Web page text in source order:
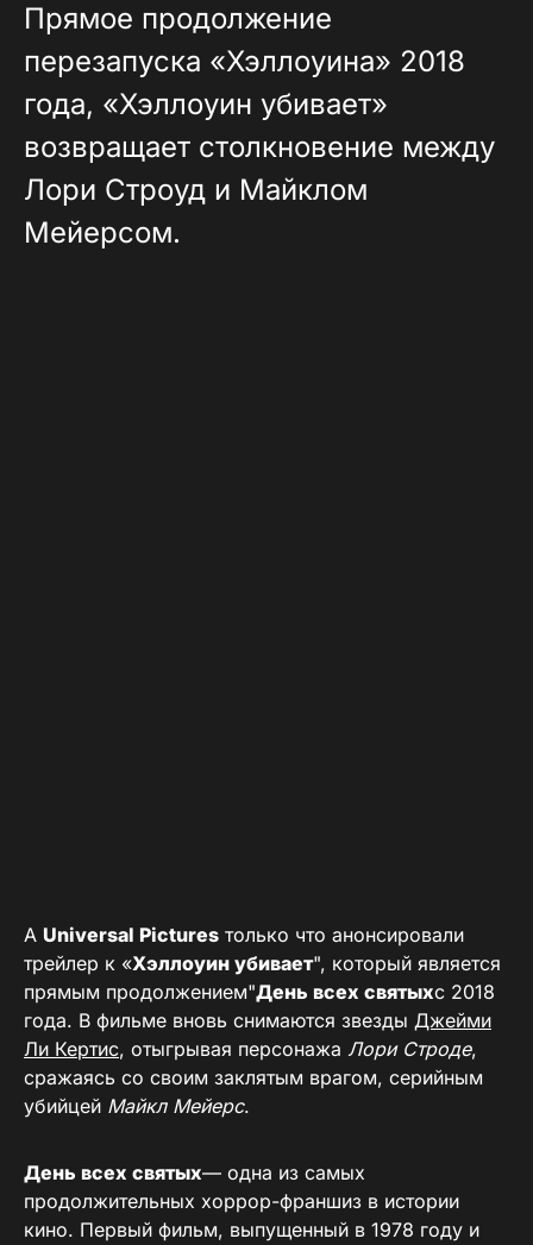
Прямое продолжение
перезапуска «Хэллоуина» 2018
года, «Хэллоуин убивает»
возвращает столкновение между
Лори Строуд и Майклом
Мейерсом.
A Universal Pictures только что анонсировали
трейлер к «Хэллоуин убивает", который является
прямым продолжением"День всех святыхс 2018
года. В фильме вновь снимаются звезды Джейми
Ли Кертис, отыгрывая персонажа Лори Строде,
сражаясь со своим заклятым врагом, серийным
убийцей Майкл Мейерс.
День всех святых— одна из самых
продолжительных хоррор-франшиз в истории
кино. Первый фильм, выпущенный в 1978 году и